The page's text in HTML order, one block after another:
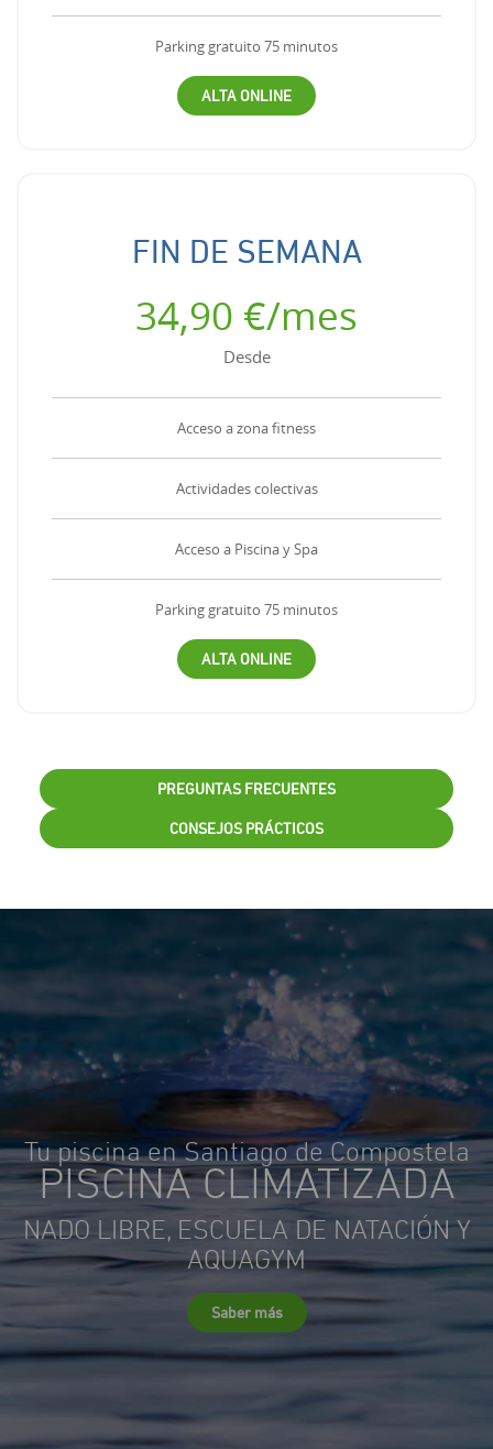
Parking gratuito 75 minutos
ALTA ONLINE
FIN DE SEMANA
34,90 €/mes
Desde
Acceso a zona fitness
Actividades colectivas
Acceso a Piscina y Spa
Parking gratuito 75 minutos
ALTA ONLINE
PREGUNTAS FRECUENTES
CONSEJOS PRÁCTICOS
Tu piscina en Santiago de Compostela
PISCINA CLIMATIZADA
NADO LIBRE, ESCUELA DE NATACIÓN Y
AQUAGYM
Saber más